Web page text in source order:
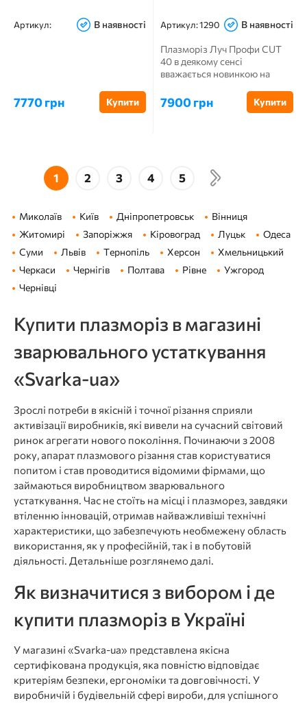
Артикул: В наявності
7770 грн Купити
Артикул:1290 В наявності
Плазморіз Луч Профи CUT
40 в деякому сенсі
вважається новинкою на
для ви...
7900 грн Купити
1 2 3 4 5
Миколаїв Київ Дніпропетровськ
Вінниця
Житомирі
Запоріжжя Кіровоград Луцьк
Одеса
Суми
Львів Тернопіль Херсон
Хмельницький
Черкаси
Чернігів Полтава Рівне
Ужгород
Чернівці
Купити плазморіз в магазині
зварювального устаткування
«Svarka-ua»
Зрослі потреби в якісній і точної різання сприяли
активізації виробників, які вивели на сучасний світовий
ринок агрегати нового покоління. Починаючи з 2008
року, апарат плазмового різання став користуватися
попитом і став проводитися відомими фірмами, що
займаються виробництвом зварювального
устаткування. Час не стоїть на місці і плазморез, завдяки
втіленню інновацій, отримав найважливіші технічні
характеристики, що забезпечують необмежену область
використання, як у професійній, так і в побутовій
діяльності. Детальніше розглянемо далі.
Як визначитися з вибором і де
купити плазморіз в Україні
У магазині «Svarka-ua» представлена якісна
сертифікована продукція, яка повністю відповідає
критеріям безпеки, ергономіки та довговічності. У
виробничій і будівельній сфері вироби, для успішного